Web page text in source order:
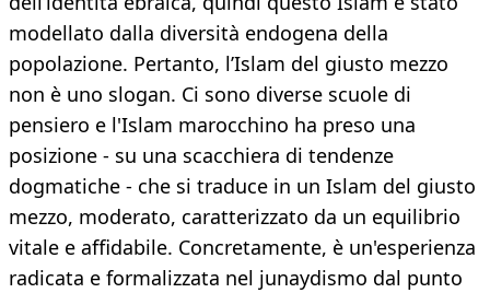
modellato dalla diversità endogena della
popolazione. Pertanto, l’Islam del giusto mezzo
non è uno slogan. Ci sono diverse scuole di
pensiero e l'Islam marocchino ha preso una
posizione - su una scacchiera di tendenze
dogmatiche - che si traduce in un Islam del giusto
mezzo, moderato, caratterizzato da un equilibrio
vitale e affidabile. Concretamente, è un'esperienza
radicata e formalizzata nel junaydismo dal punto